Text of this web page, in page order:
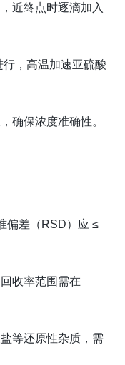
近终点时逐滴加入
行，高温加速亚硫酸
确保浓度准确性。
偏差（RSD）应 ≤
收率范围需在
等还原性杂质，需